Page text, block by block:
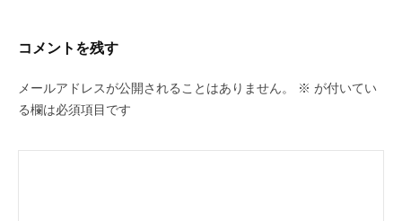
コメントを残す
メールアドレスが公開されることはありません。 ※ が付いてい
る欄は必須項目です